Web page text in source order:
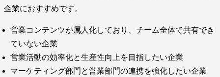
企業におすすめです。
営業コンテンツが属人化しており、チーム全体で共有でき
ていない企業
営業活動の効率化と生産性向上を目指したい企業
マーケティング部門と営業部門の連携を強化したい企業